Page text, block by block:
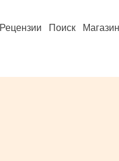
Рецензии Поиск Магазин